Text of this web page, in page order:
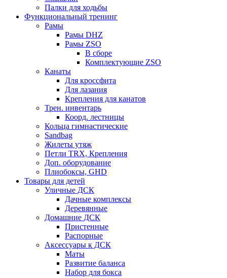
Палки для ходьбы
Функциональный тренинг
Рамы
Рамы DHZ
Рамы ZSO
В сборе
Комплектующие ZSO
Канаты
Для кроссфита
Для лазания
Крепления для канатов
Трен. инвентарь
Коорд. лестницы
Кольца гимнастические
Sandbag
Жилеты утяж
Петли TRX, Крепления
Доп. оборудование
Плиобоксы, GHD
Товары для детей
Уличные ДСК
Дачные комплексы
Деревянные
Домашние ДСК
Пристенные
Распорные
Аксесcуары к ДСК
Маты
Развитие баланса
Набор для бокса